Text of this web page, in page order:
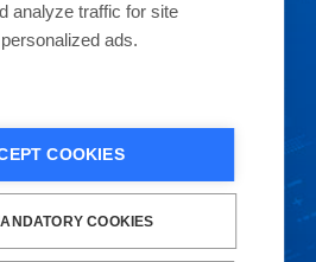
of Use
analyze traffic for site
ads.
COOKIES
COOKIES